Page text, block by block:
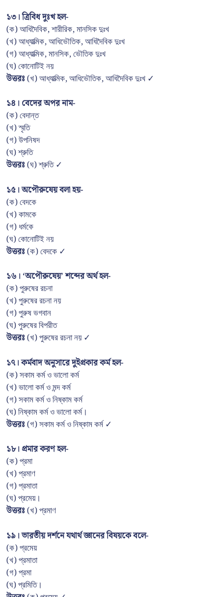
১৩। ত্রিবিধ দুঃখ হল-
(ক) আধিদৈবিক, শারীরিক, মানসিক দুঃখ
(খ) আধ্যাত্মিক, আধিভৌতিক, আধিদৈবিক দুঃখ
(গ) আধ্যাত্মিক, মানসিক, ভৌতিক দুঃখ
(ঘ) কোনোটিই নয়
উত্তরঃ(খ) আধ্যাত্মিক, আধিভৌতিক, আধিদৈবিক দুঃখ ✓
১৪। বেদের অপর নাম-
(ক) বেদান্ত
(খ) স্মৃতি
(গ) উপনিষদ
(ঘ) শ্রুতি
উত্তরঃ(ঘ) শ্রুতি ✓
১৫। অপৌরুষেয় বলা হয়-
(ক) বেদকে
(খ) কামকে
(গ) ধর্মকে
(ঘ) কোনোটিই নয়
উত্তরঃ(ক) বেদকে ✓
১৬। ‘অপৌরুষেয়’ শব্দের অর্থ হল-
(ক) পুরুষের রচনা
(খ) পুরুষের রচনা নয়
(গ) পুরুষ ভগবান
(ঘ) পুরুষের বিপরীত
উত্তরঃ(খ) পুরুষের রচনা নয় ✓
১৭। কর্মবাদ অনুসারে দুইপ্রকার কর্ম হল-
(ক) সকাম কর্ম ও ভালো কর্ম
(খ) ভালো কর্ম ও মন্দ কর্ম
(গ) সকাম কর্ম ও নিষ্কাম কর্ম
(ঘ) নিষ্কাম কর্ম ও ভালো কর্ম।
উত্তরঃ(গ) সকাম কর্ম ও নিষ্কাম কর্ম ✓
১৮। প্রমার করণ হল-
(ক) প্রমা
(খ) প্রমাণ
(গ) প্রমাতা
(ঘ) প্রমেয়।
উত্তরঃ(খ) প্রমাণ
১৯। ভারতীয় দর্শনে যথার্থ জ্ঞানের বিষয়কে বলে-
(ক) প্রমেয়
(খ) প্রমাতা
(গ) প্রমা
(ঘ) প্রমিতি।